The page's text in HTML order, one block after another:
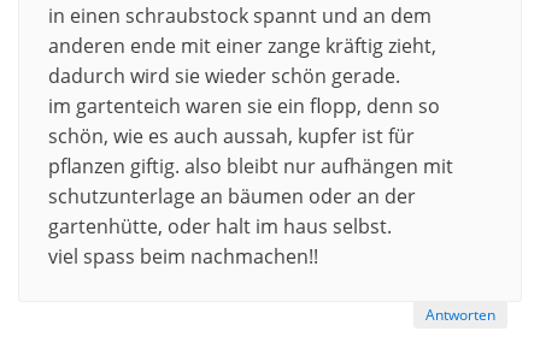
in einen schraubstock spannt und an dem
anderen ende mit einer zange kräftig zieht,
dadurch wird sie wieder schön gerade.
im gartenteich waren sie ein flopp, denn so
schön, wie es auch aussah, kupfer ist für
pflanzen giftig. also bleibt nur aufhängen mit
schutzunterlage an bäumen oder an der
gartenhütte, oder halt im haus selbst.
viel spass beim nachmachen!!
Antworten